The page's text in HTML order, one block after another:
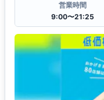
営業時間
9:00〜21:25